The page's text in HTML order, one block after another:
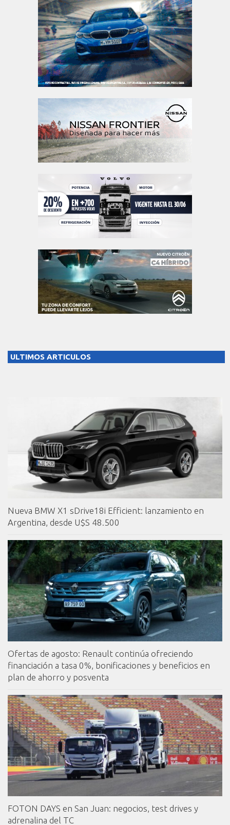
ULTIMOS ARTICULOS
Nueva BMW X1 sDrive18i Efficient: lanzamiento en
Argentina, desde U$S 48.500
Ofertas de agosto: Renault continúa ofreciendo
financiación a tasa 0%, bonificaciones y beneficios en
plan de ahorro y posventa
FOTON DAYS en San Juan: negocios, test drives y
adrenalina del TC